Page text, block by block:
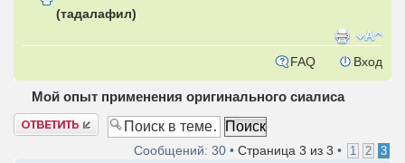
(тадалафил)
FAQ Вход
Мой опыт применения оригинального сиалиса
Ответить
Сообщений: 30 • Страница 3 из 3 • 1 2 3